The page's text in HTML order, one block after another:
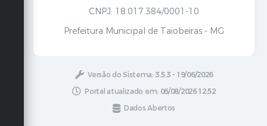
CNPJ: 18.017.384/0001-10
Prefeitura Municipal de Taiobeiras - MG
Versão do Sistema: 3.5.3 - 19/06/2026
Portal atualizado em: 06/08/2026 12:52
Dados Abertos